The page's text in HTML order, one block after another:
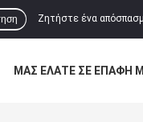
Ζητήστε ένα
ΜΑΣ ΕΛΆΤΕ ΣΕ ΕΠΑΦΉ